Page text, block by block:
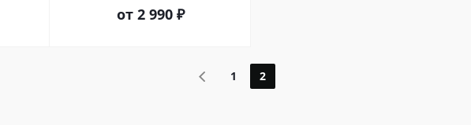
от 2 990 ₽
1 2